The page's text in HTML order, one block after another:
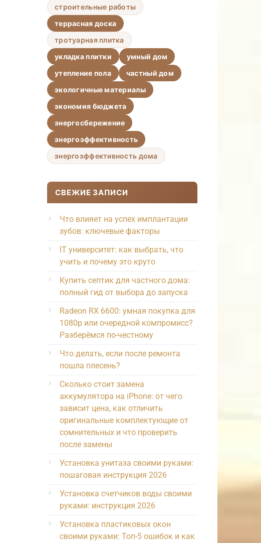
строительные работы
террасная доска
тротуарная плитка
укладка плитки
умный дом
утепление пола
частный дом
экологичные материалы
экономия бюджета
энергосбережение
энергоэффективность
энергоэффективность дома
СВЕЖИЕ ЗАПИСИ
Что влияет на успех имплантации
зубов: ключевые факторы
IT университет: как выбрать, что
учить и почему это круто
Купить септик для частного дома:
полный гид от выбора до запуска
Radeon RX 6600: умная покупка для
1080p или очередной компромисс?
Разберёмся по-честному
Что делать, если после ремонта
пошла плесень?
Сколько стоит замена
аккумулятора на iPhone: от чего
зависит цена, как отличить
оригинальные комплектующие от
сомнительных и что проверить
после замены
Установка унитаза своими руками:
пошаговая инструкция 2026
Установка счетчиков воды своими
руками: инструкция 2026
Установка пластиковых окон
своими руками: Топ-5 ошибок и как